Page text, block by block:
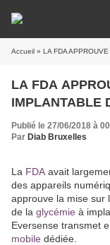
Accueil » LA FDA APPROUVE LE
LA FDA
IMPLANTABLE
Publié le 27/06/2018 à
Par Diab Bruxelles
La FDA avait
des appareils
approuve la mise sur
de la glycémie à
Eversense transmet
mobile dédiée.